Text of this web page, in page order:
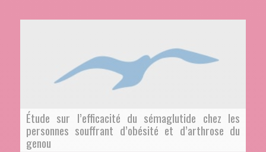
Étude sur l’efficacité du sémaglutide chez les
personnes souffrant d’obésité et d’arthrose du
genou